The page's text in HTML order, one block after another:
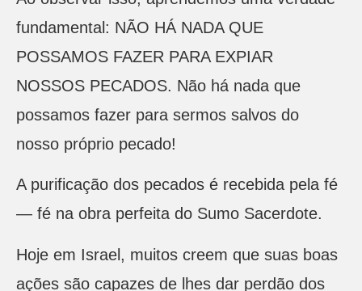
fundamental: NÃO HÁ NADA QUE
POSSAMOS FAZER PARA EXPIAR
NOSSOS PECADOS. Não há nada que
possamos fazer para sermos salvos do
nosso próprio pecado!
A purificação dos pecados é recebida pela fé
— fé na obra perfeita do Sumo Sacerdote.
Hoje em Israel, muitos creem que suas boas
ações são capazes de lhes dar perdão dos